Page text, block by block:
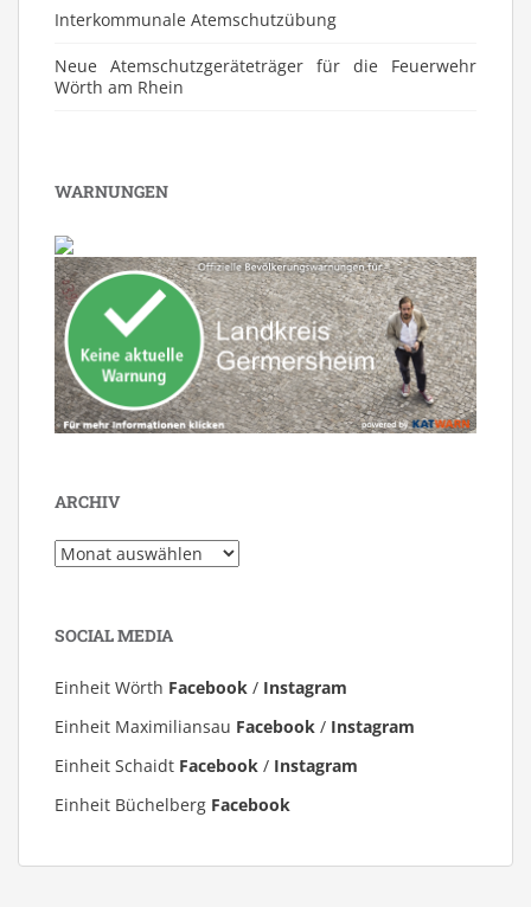
⁠Interkommunale Atemschutzübung
Neue Atemschutzgeräteträger für die Feuerwehr
Wörth am Rhein
WARNUNGEN
ARCHIV
Archiv
SOCIAL MEDIA
Einheit Wörth Facebook / Instagram
Einheit Maximiliansau Facebook / Instagram
Einheit Schaidt Facebook / Instagram
Einheit Büchelberg Facebook